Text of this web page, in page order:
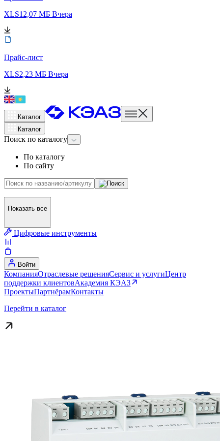
XLS12,07 МБ Вчера
Прайс-лист
XLS2,23 МБ Вчера
Каталог
Каталог
Поиск по каталогу
По каталогу
По сайту
Показать все
Цифровые инструменты
Войти
КомпанияОтраслевые решенияСервис и услугиЦентр
поддержки клиентовАкадемия КЭАЗ
ПроектыПартнёрамКонтакты
Перейти в каталог